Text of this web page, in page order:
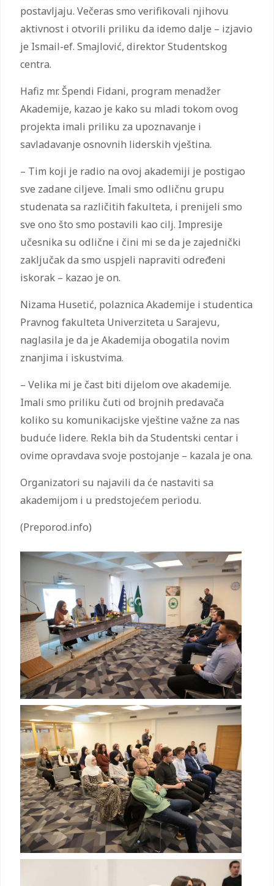
postavljaju. Večeras smo verifikovali njihovu
aktivnost i otvorili priliku da idemo dalje – izjavio
je Ismail-ef. Smajlović, direktor Studentskog
centra.
Hafiz mr. Špendi Fidani, program menadžer
Akademije, kazao je kako su mladi tokom ovog
projekta imali priliku za upoznavanje i
savladavanje osnovnih liderskih vještina.
– Tim koji je radio na ovoj akademiji je postigao
sve zadane ciljeve. Imali smo odličnu grupu
studenata sa različitih fakulteta, i prenijeli smo
sve ono što smo postavili kao cilj. Impresije
učesnika su odlične i čini mi se da je zajednički
zaključak da smo uspjeli napraviti određeni
iskorak – kazao je on.
Nizama Husetić, polaznica Akademije i studentica
Pravnog fakulteta Univerziteta u Sarajevu,
naglasila je da je Akademija obogatila novim
znanjima i iskustvima.
– Velika mi je čast biti dijelom ove akademije.
Imali smo priliku čuti od brojnih predavača
koliko su komunikacijske vještine važne za nas
buduće lidere. Rekla bih da Studentski centar i
ovime opravdava svoje postojanje – kazala je ona.
Organizatori su najavili da će nastaviti sa
akademijom i u predstojećem periodu.
(Preporod.info)